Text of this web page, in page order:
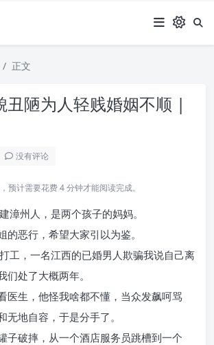
正文
丑陋为人轻贱婚姻不顺 |
没有评论
预计需要花费 4 分钟才能阅读完成。
漳州人，是两个孩子的妈妈。
的恶行，希望大家引以为鉴。
工，一名江西的已婚男人欺骗我说自己离
们处了大概两年。
医生，他怪我啥都不懂，当众发飙呵骂
无地自容，于是分手了。
子破摔，从一个酒店服务员跳槽到一个